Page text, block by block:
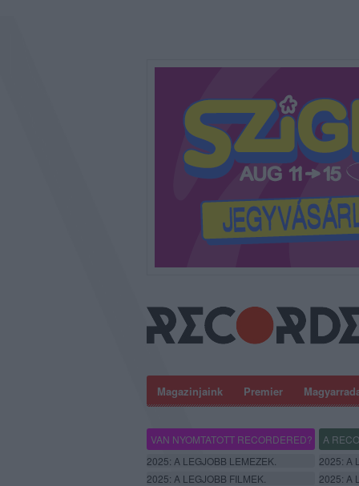
Magazinjaink Premier
VAN NYOMTATOTT RECORDERED? A
2025: A LEGJOBB LEMEZEK.
2025: A
2025: A LEGJOBB FILMEK.
2025: A